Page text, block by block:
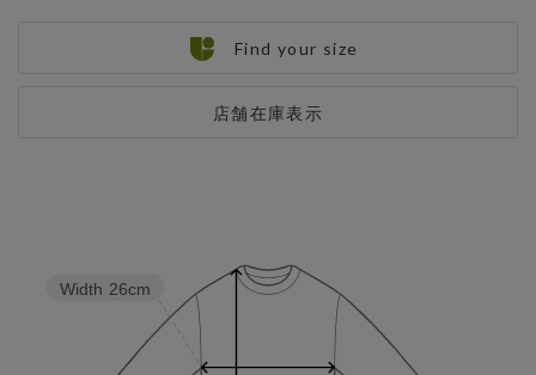
店舗在庫表示
Find your size
Width 26cm